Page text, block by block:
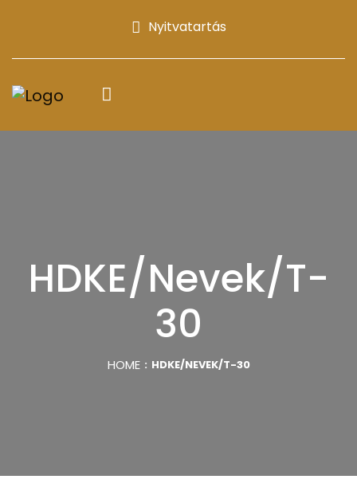
Nyitvatartás
HDKE/Nevek/T-
30
HOME HDKE/NEVEK/T-30